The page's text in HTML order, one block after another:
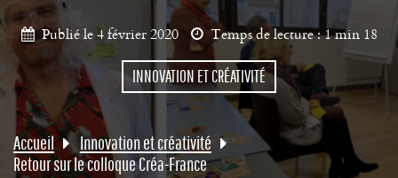
Publié le 4 février 2020 Temps de lecture :1 min 18
INNOVATION ET CRÉATIVITÉ
Accueil
Innovation et créativité
Retour sur le colloque Créa-France